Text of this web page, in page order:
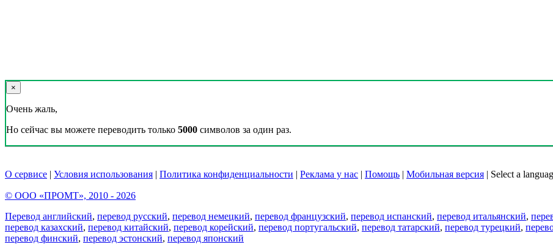
×
Очень жаль,
Но сейчас вы можете переводить только 5000 символов за один раз.
О сервисе | Условия использования | Политика конфиденциальности | Реклама у нас | Помощь | Мобильная версия | Select a
© ООО «ПРОМТ», 2010 - 2026
Перевод английский, перевод русский, перевод немецкий, перевод французский, перевод испанский, перевод итальянский,
перевод казахский, перевод китайский, перевод корейский, перевод португальский, перевод татарский, перевод турецкий,
перевод финский, перевод эстонский, перевод японский